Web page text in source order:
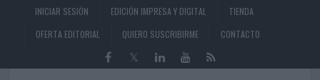
INICIAR SESIÓN EDICIÓN IMPRESA Y DIGITAL
TIENDA
OFERTA EDITORIAL
QUIERO SUSCRIBIRME CONTACTO